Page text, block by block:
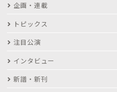
企画・連載
トピックス
注目公演
インタビュー
新譜・新刊